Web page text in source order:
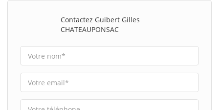
Contactez Guibert Gilles
CHATEAUPONSAC